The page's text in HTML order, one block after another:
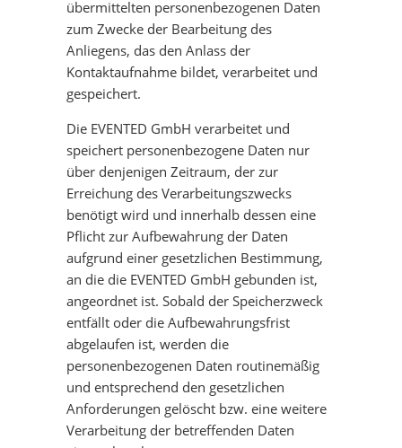
übermittelten personenbezogenen Daten
zum Zwecke der Bearbeitung des
Anliegens, das den Anlass der
Kontaktaufnahme bildet, verarbeitet und
gespeichert.
Die EVENTED GmbH verarbeitet und
speichert personenbezogene Daten nur
über denjenigen Zeitraum, der zur
Erreichung des Verarbeitungszwecks
benötigt wird und innerhalb dessen eine
Pflicht zur Aufbewahrung der Daten
aufgrund einer gesetzlichen Bestimmung,
an die die EVENTED GmbH gebunden ist,
angeordnet ist. Sobald der Speicherzweck
entfällt oder die Aufbewahrungsfrist
abgelaufen ist, werden die
personenbezogenen Daten routinemäßig
und entsprechend den gesetzlichen
Anforderungen gelöscht bzw. eine weitere
Verarbeitung der betreffenden Daten